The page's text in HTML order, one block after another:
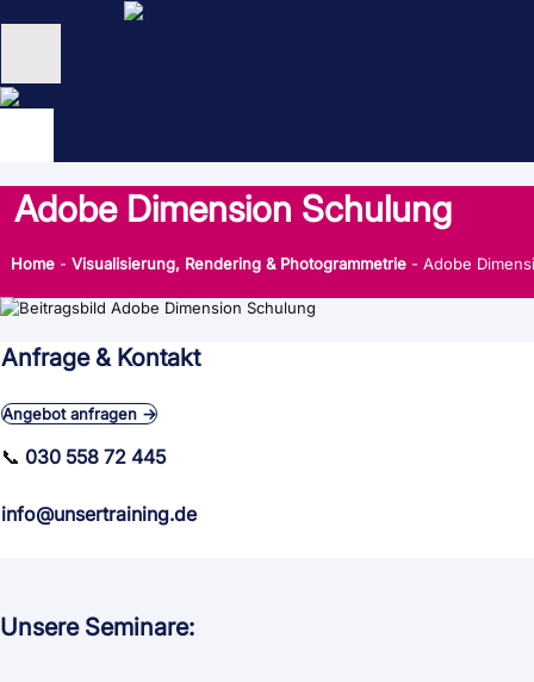
Inhalt
Unternehmen
NEU: KI Schulungen
unsertraining Blog
Adobe Dimension Schulung
Home - Visualisierung, Rendering & Photogrammetrie - Adobe
Anfrage & Kontakt
Angebot anfragen →
📞 030 558 72 445
info@unsertraining.de
Unsere Seminare: